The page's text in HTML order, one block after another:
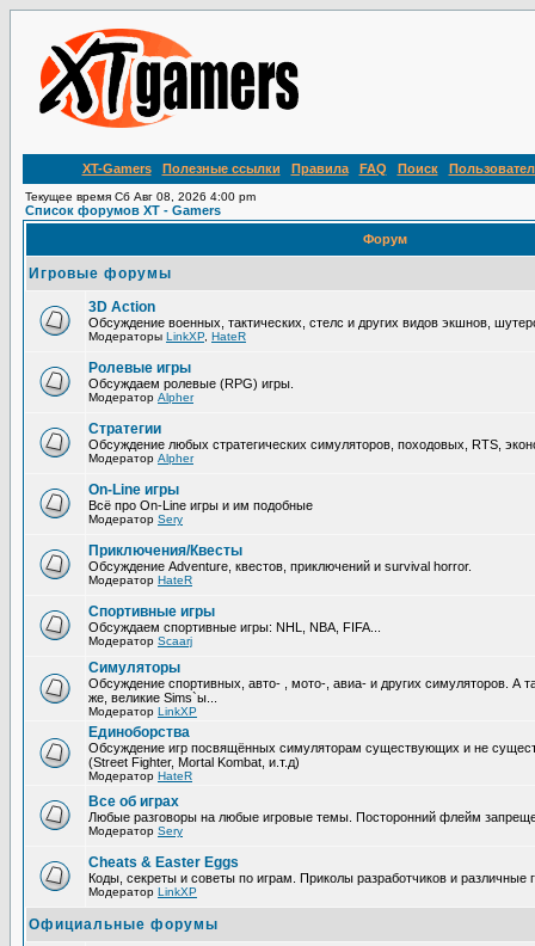
XT-Gamers Полезные ссылки Правила FAQ Поиск
Текущее время Сб Авг 08, 2026 4:00 pm
Список форумов XT - Gamers
Форум
Игровые форумы
3D Action
Обсуждение военных, тактических, стелс и других видов экшнов,
Модераторы LinkXP HateR
Ролевые игры
Обсуждаем ролевые (RPG) игры.
Модератор Alpher
Стратегии
Обсуждение любых стратегических симуляторов, походовых, RTS,
Модератор Alpher
On-Line игры
Всё про On-Line игры и им подобные
Модератор Sery
Приключения/Квесты
Обсуждение Adventure, квестов, приключений и survival horror.
Модератор HateR
Спортивные игры
Обсуждаем спортивные игры: NHL, NBA, FIFA...
Модератор Scaarj
Симуляторы
Обсуждение спортивных, авто- , мото-, авиа- и других симуляторов. А
же, великие Sims`ы...
Модератор LinkXP
Единоборства
Обсуждение игр посвящённых симуляторам существующих и не
(Street Fighter, Mortal Kombat, и.т.д)
Модератор HateR
Все об играх
Любые разговоры на любые игровые темы. Посторонний флейм
Модератор Sery
Cheats & Easter Eggs
Коды, секреты и советы по играм. Приколы разработчиков и различные
Модератор LinkXP
Официальные форумы